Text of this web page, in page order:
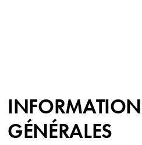
GÉNÉRALES